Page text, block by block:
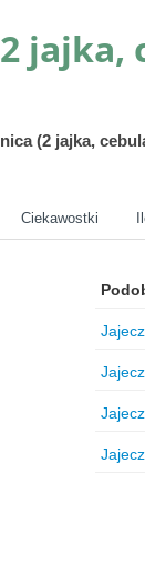
jajka,
(2 jajka,
Ciekawostki